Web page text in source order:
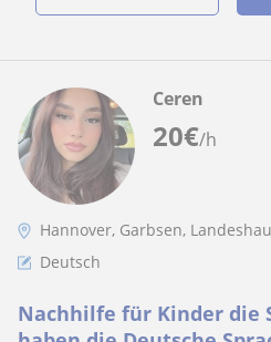
20€/h
Ceren
Hannover, Garbsen,
Deutsch
Nachhilfe für Kinder die